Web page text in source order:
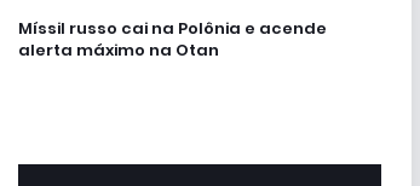
Míssil russo cai na Polônia e acende
alerta máximo na Otan